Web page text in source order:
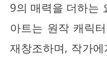
9의 매력을 더하는
아트는 원작 캐릭
재창조하며, 작가